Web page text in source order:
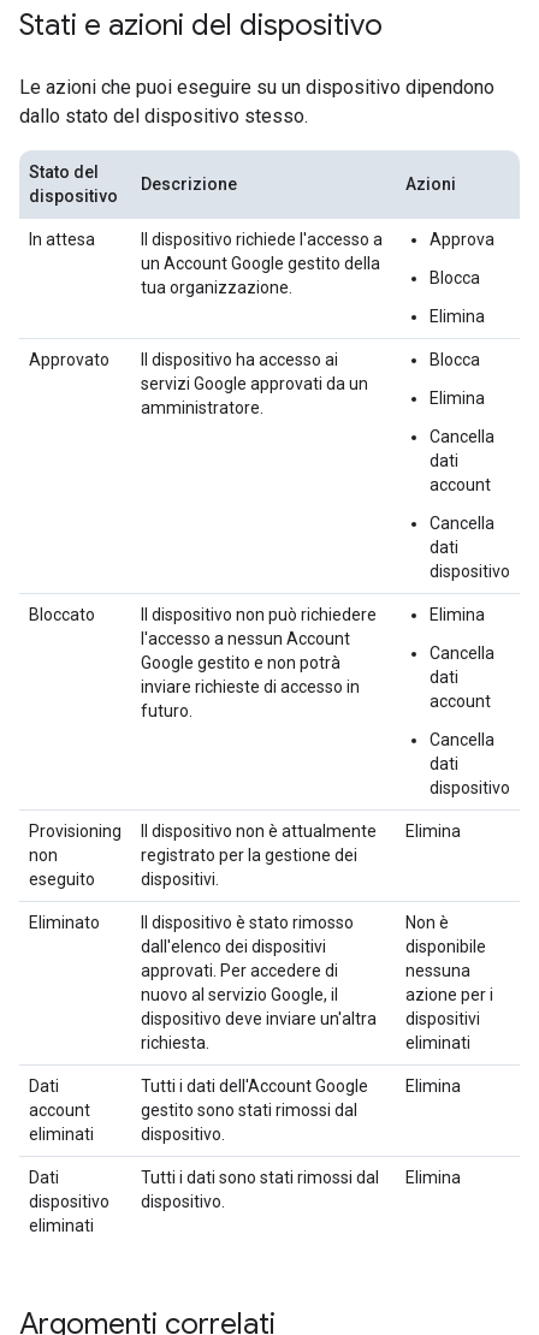
Stati e azioni del dispositivo
Le azioni che puoi eseguire su un dispositivo dipendono
dallo stato del dispositivo stesso.
Stato del
dispositivo
Descrizione Azioni
In attesa
Il dispositivo richiede l'accesso a
un Account Google gestito della
tua organizzazione.
Approva
Blocca
Elimina
Approvato
Il dispositivo ha accesso ai
servizi Google approvati da un
amministratore.
Blocca
Elimina
Cancella
dati
account
Cancella
dati
dispositivo
Bloccato
Il dispositivo non può richiedere
l'accesso a nessun Account
Google gestito e non potrà
inviare richieste di accesso in
futuro.
Elimina
Cancella
dati
account
Cancella
dati
dispositivo
Provisioning
non
eseguito
Il dispositivo non è attualmente
registrato per la gestione dei
dispositivi.
Elimina
Eliminato
Il dispositivo è stato rimosso
dall'elenco dei dispositivi
approvati. Per accedere di
nuovo al servizio Google, il
dispositivo deve inviare un'altra
richiesta.
Non è
disponibile
nessuna
azione per i
dispositivi
eliminati
Dati
account
eliminati
Tutti i dati dell'Account Google
gestito sono stati rimossi dal
dispositivo.
Elimina
Dati
dispositivo
eliminati
Tutti i dati sono stati rimossi dal
dispositivo.
Elimina
Argomenti correlati